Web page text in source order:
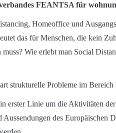
FEANTSA für
Homeoffice und
das für Menschen, die kein
Wie erlebt man Social
strukturelle Probleme im
erster Linie um die Aktivitäten
des Europäischen